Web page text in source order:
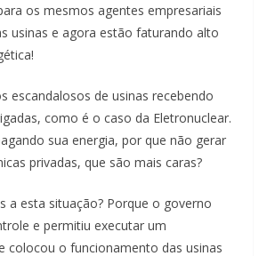
os mesmos agentes empresariais
usinas e agora estão faturando alto
escandalosos de usinas recebendo
como é o caso da Eletronuclear.
sua energia, por que não gerar
privadas, que são mais caras?
a esta situação? Porque o governo
e permitiu executar um
colocou o funcionamento das usinas